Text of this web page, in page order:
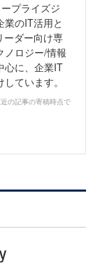
プライズジ
業のIT活用と
ーダー向け専
ノロジー/情報
心に、企業IT
ています。
の記事の寄稿時点で